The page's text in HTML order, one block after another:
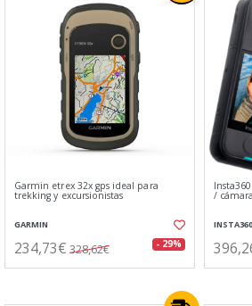
Garmin etrex 32x gps ideal para
trekking y excursionistas
GARMIN
234,73€ 328,62€ - 29%
/
INSTA360